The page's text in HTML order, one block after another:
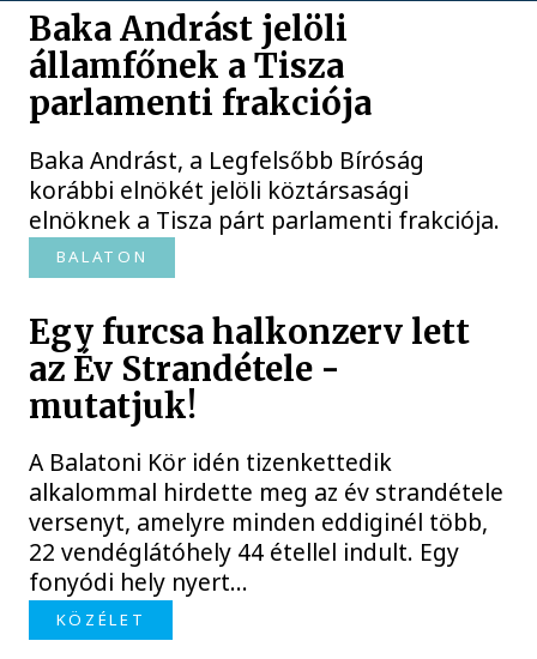
Baka Andrást jelöli
államfőnek a Tisza
parlamenti frakciója
Baka Andrást, a Legfelsőbb Bíróság
korábbi elnökét jelöli köztársasági
elnöknek a Tisza párt parlamenti frakciója.
BALATON
Egy furcsa halkonzerv lett
az Év Strandétele -
mutatjuk!
A Balatoni Kör idén tizenkettedik
alkalommal hirdette meg az év strandétele
versenyt, amelyre minden eddiginél több,
22 vendéglátóhely 44 étellel indult. Egy
fonyódi hely nyert...
KÖZÉLET